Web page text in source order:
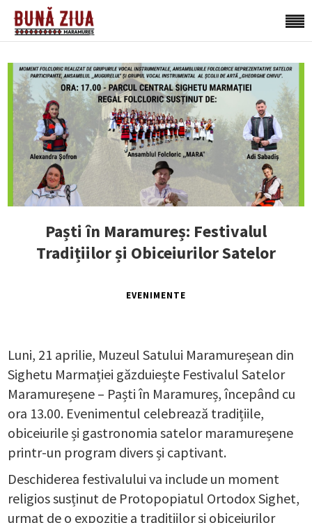
Paști în Maramureș: Festivalul
Tradițiilor și Obiceiurilor Satelor
EVENIMENTE
Luni, 21 aprilie, Muzeul Satului Maramureșean din
Sighetu Marmației găzduiește Festivalul Satelor
Maramureșene – Paști în Maramureș, începând cu
ora 13.00. Evenimentul celebrează tradițiile,
obiceiurile și gastronomia satelor maramureșene
printr-un program divers și captivant.
Deschiderea festivalului va include un moment
religios susținut de Protopopiatul Ortodox Sighet,
urmat de o expoziție a tradițiilor și obiceiurilor